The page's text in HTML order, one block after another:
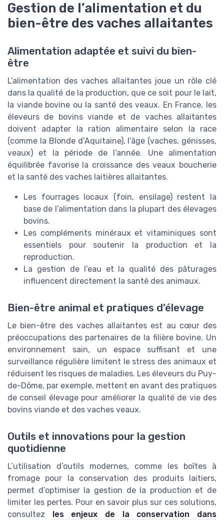
Gestion de l’alimentation et du
bien-être des vaches allaitantes
Alimentation adaptée et suivi du bien-
être
L’alimentation des vaches allaitantes joue un rôle clé
dans la qualité de la production, que ce soit pour le lait,
la viande bovine ou la santé des veaux. En France, les
éleveurs de bovins viande et de vaches allaitantes
doivent adapter la ration alimentaire selon la race
(comme la Blonde d’Aquitaine), l’âge (vaches, génisses,
veaux) et la période de l’année. Une alimentation
équilibrée favorise la croissance des veaux boucherie
et la santé des vaches laitières allaitantes.
Les fourrages locaux (foin, ensilage) restent la
base de l’alimentation dans la plupart des élevages
bovins.
Les compléments minéraux et vitaminiques sont
essentiels pour soutenir la production et la
reproduction.
La gestion de l’eau et la qualité des pâturages
influencent directement la santé des animaux.
Bien-être animal et pratiques d’élevage
Le bien-être des vaches allaitantes est au cœur des
préoccupations des partenaires de la filière bovine. Un
environnement sain, un espace suffisant et une
surveillance régulière limitent le stress des animaux et
réduisent les risques de maladies. Les éleveurs du Puy-
de-Dôme, par exemple, mettent en avant des pratiques
de conseil élevage pour améliorer la qualité de vie des
bovins viande et des vaches veaux.
Outils et innovations pour la gestion
quotidienne
L’utilisation d’outils modernes, comme les boîtes à
fromage pour la conservation des produits laitiers,
permet d’optimiser la gestion de la production et de
limiter les pertes. Pour en savoir plus sur ces solutions,
consultez
les enjeux de la conservation dans